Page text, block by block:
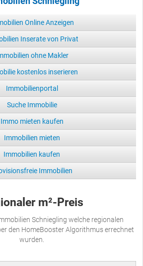
Online Anzeigen
Inserate von Privat
ohne Makler
kostenlos inserieren
Immobilienportal
Suche Immobilie
Immo mieten kaufen
Immobilien mieten
Immobilien kaufen
Immobilien
m²-Preis
Schniegling welche regionalen
den HomeBooster Algorithmus errechnet
wurden.